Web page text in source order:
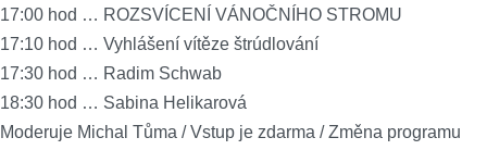
17:00 hod … ROZSVÍCENÍ VÁNOČNÍHO STROMU
17:10 hod … Vyhlášení vítěze štrúdlování
17:30 hod … Radim Schwab
18:30 hod … Sabina Helikarová
Moderuje Michal Tůma / Vstup je zdarma / Změna programu